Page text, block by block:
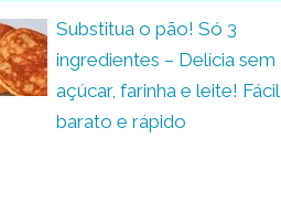
Substitua o pão! Só 3
ingredientes – Delícia sem
açúcar, farinha e leite! Fácil,
barato e rápido